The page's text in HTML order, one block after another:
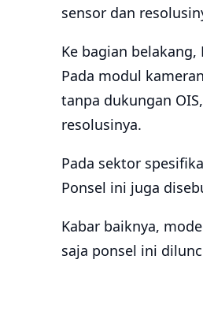
sensor dan
Ke bagian
Pada modul
tanpa dukungan
resolusinya.
Pada sektor
Ponsel ini juga
Kabar baiknya,
saja ponsel ini